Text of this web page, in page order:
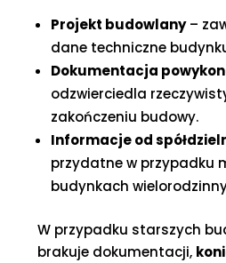
Projekt budowlany–
dane techniczne
Dokumentacja
odzwierciedla
zakończeniu budowy.
Informacje od
przydatne w przypadku
budynkach
W przypadku starszych
brakuje dokumentacji,